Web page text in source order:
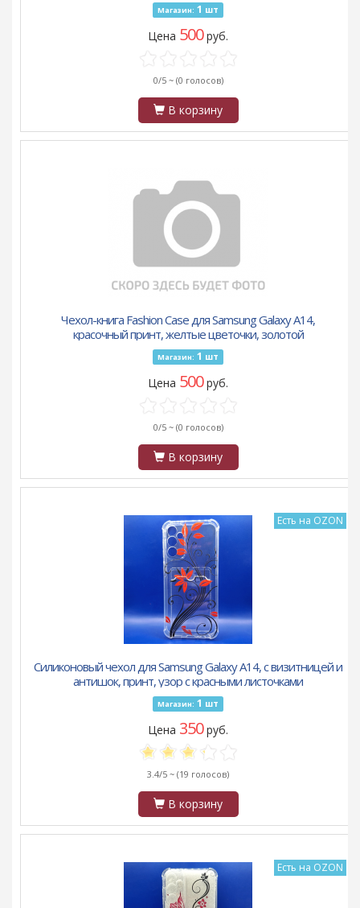
Магазин: 1 шт
Цена 500руб.
0/5 ~ (0 голосов)
В корзину
Чехол-книга Fashion Case для Samsung Galaxy A14,
красочный принт, желтые цветочки, золотой
Магазин: 1 шт
Цена 500руб.
0/5 ~ (0 голосов)
В корзину
Есть на OZON
Силиконовый чехол для Samsung Galaxy A14, с визитницей и
антишок, принт, узор с красными листочками
Магазин: 1 шт
Цена 350руб.
3.4/5 ~ (19 голосов)
В корзину
Есть на OZON